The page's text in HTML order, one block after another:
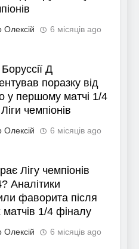
Олексій 6 місяців ago
Д
поразку від
у першому матчі 1/4
чемпіонів
Олексій 6 місяців ago
Лігу чемпіонів
Аналітики
фаворита після
1/4 фіналу
Олексій 6 місяців ago